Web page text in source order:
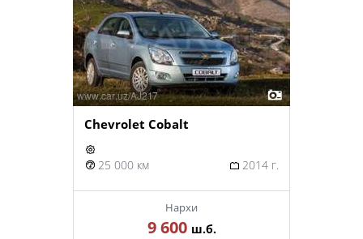
Chevrolet Cobalt
25 000 км 2014 г.
Нархи
9 600 ш.б.